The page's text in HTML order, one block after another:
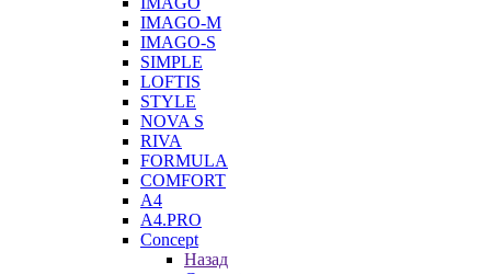
IMAGO-M
IMAGO-S
SIMPLE
LOFTIS
STYLE
NOVA S
RIVA
FORMULA
COMFORT
A4
A4.PRO
Concept
Назад